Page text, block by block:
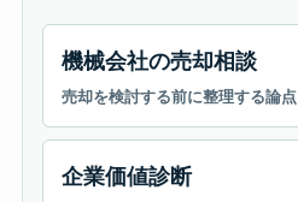
機械会社の売却相談
売却を検討する前に整理する論点
企業価値診断